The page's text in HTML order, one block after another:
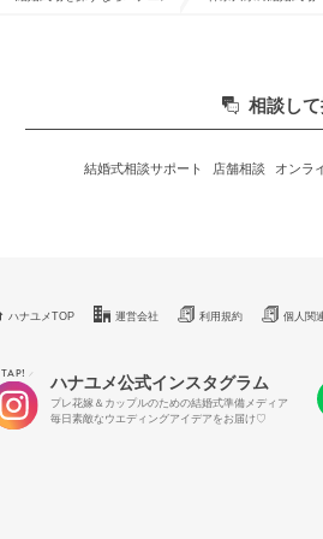
相談し
結婚式相談サポート 店舗相談 オンラ
ハナユメTOP 運営会社 利用規約 個人関
TAP! ／ ハナユメ公式インスタグラム
プレ花嫁＆カップルのための結婚式準備メディア
毎日素敵なウエディングアイデアをお届け♡